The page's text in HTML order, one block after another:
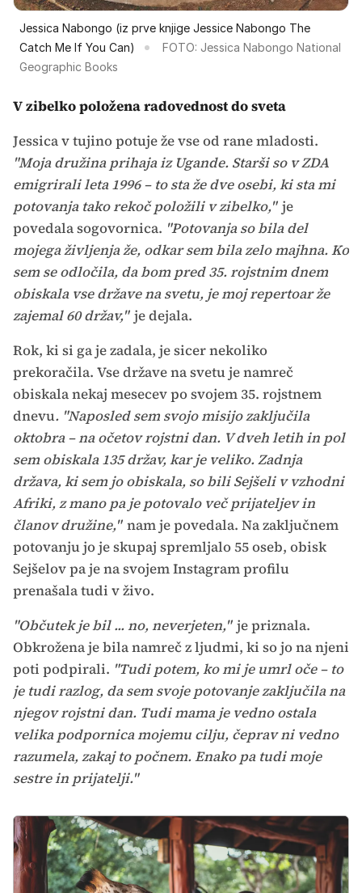
Jessica Nabongo (iz prve knjige Jessice Nabongo The
Catch Me If You Can)
FOTO: Jessica Nabongo National
Geographic Books
V zibelko položena radovednost do sveta
Jessica v tujino potuje že vse od rane mladosti.
"Moja družina prihaja iz Ugande. Starši so v ZDA
emigrirali leta 1996 – to sta že dve osebi, ki sta mi
potovanja tako rekoč položili v zibelko," je
povedala sogovornica. "Potovanja so bila del
mojega življenja že, odkar sem bila zelo majhna. Ko
sem se odločila, da bom pred 35. rojstnim dnem
obiskala vse države na svetu, je moj repertoar že
zajemal 60 držav," je dejala.
Rok, ki si ga je zadala, je sicer nekoliko
prekoračila. Vse države na svetu je namreč
obiskala nekaj mesecev po svojem 35. rojstnem
dnevu. "Naposled sem svojo misijo zaključila
oktobra – na očetov rojstni dan. V dveh letih in pol
sem obiskala 135 držav, kar je veliko. Zadnja
država, ki sem jo obiskala, so bili Sejšeli v vzhodni
Afriki, z mano pa je potovalo več prijateljev in
članov družine," nam je povedala. Na zaključnem
potovanju jo je skupaj spremljalo 55 oseb, obisk
Sejšelov pa je na svojem Instagram profilu
prenašala tudi v živo.
"Občutek je bil ... no, neverjeten," je priznala.
Obkrožena je bila namreč z ljudmi, ki so jo na njeni
poti podpirali. "Tudi potem, ko mi je umrl oče – to
je tudi razlog, da sem svoje potovanje zaključila na
njegov rojstni dan. Tudi mama je vedno ostala
velika podpornica mojemu cilju, čeprav ni vedno
razumela, zakaj to počnem. Enako pa tudi moje
sestre in prijatelji."